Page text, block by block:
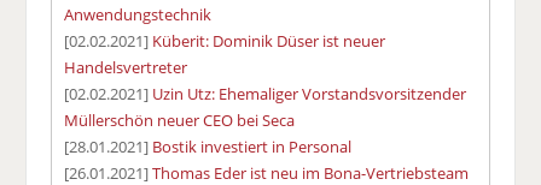
Anwendungstechnik
[02.02.2021] Küberit: Dominik Düser ist neuer
Handelsvertreter
[02.02.2021] Uzin Utz: Ehemaliger Vorstandsvorsitzender
Müllerschön neuer CEO bei Seca
[28.01.2021] Bostik investiert in Personal
[26.01.2021]Thomas Eder ist neu im Bona-Vertriebsteam